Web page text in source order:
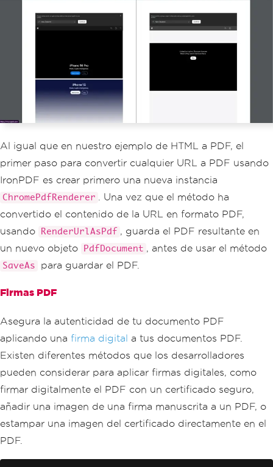
Al igual que en nuestro ejemplo de HTML a PDF, el
primer paso para convertir cualquier URL a PDF usando
IronPDF es crear primero una nueva instancia
ChromePdfRenderer
. Una vez que el método ha
convertido el contenido de la URL en formato PDF,
usando
RenderUrlAsPdf , guarda el PDF resultante en
un nuevo objeto
PdfDocument , antes de usar el método
SaveAs para guardar el PDF.
Firmas PDF
Asegura la autenticidad de tu documento PDF
aplicando una firma digital a tus documentos PDF.
Existen diferentes métodos que los desarrolladores
pueden considerar para aplicar firmas digitales, como
firmar digitalmente el PDF con un certificado seguro,
añadir una imagen de una firma manuscrita a un PDF, o
estampar una imagen del certificado directamente en el
PDF.